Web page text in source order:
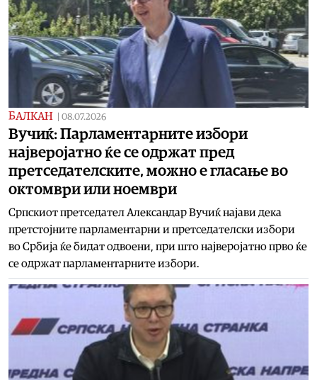
БАЛКАН 08.07.2026
Вучиќ: Парламентарните избори
најверојатно ќе се одржат пред
претседателските, можно е гласање во
октомври или ноември
Српскиот претседател Александар Вучиќ најави дека
претстојните парламентарни и претседателски избори
во Србија ќе бидат одвоени, при што најверојатно прво ќе
се одржат парламентарните избори.